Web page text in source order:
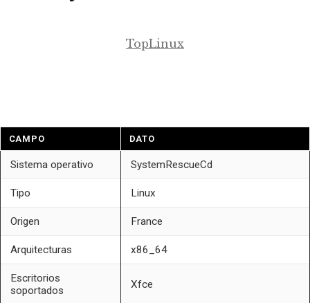
TopLinux
CAMPO DATO
Sistema operativo SystemRescueCd
Tipo Linux
Origen France
Arquitecturas x86_64
Escritorios
soportados
Xfce